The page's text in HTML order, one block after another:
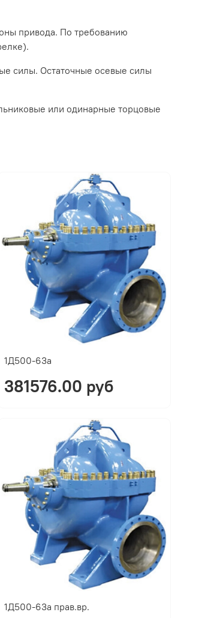
привода. По требованию
силы. Остаточные осевые силы
или одинарные торцовые
1Д500-63а
381576.00 руб
1Д500-63а прав.вр.